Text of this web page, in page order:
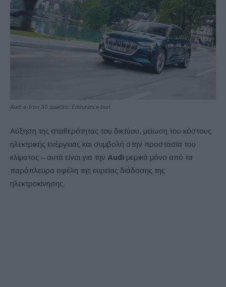
Audi e-tron 55 quattro: Endurance test
Αύξηση της σταθερότητας του δικτύου, μείωση του κόστους
ηλεκτρικής ενέργειας και συμβολή στην προστασία του
κλίματος – αυτά είναι για την Audi μερικά μόνο από τα
παράπλευρα οφέλη της ευρείας διάδοσης της
ηλεκτροκίνησης.